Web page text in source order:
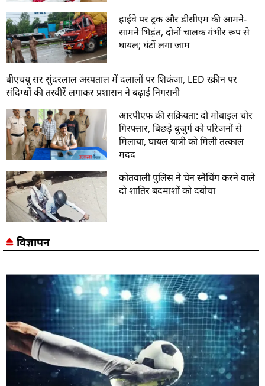
हाईवे पर ट्रक और डीसीएम की आमने-
सामने भिड़ंत, दोनों चालक गंभीर रूप से
घायल; घंटों लगा जाम
बीएचयू सर सुंदरलाल अस्पताल में दलालों पर शिकंजा, LED स्क्रीन पर
संदिग्धों की तस्वीरें लगाकर प्रशासन ने बढ़ाई निगरानी
आरपीएफ की सक्रियता: दो मोबाइल चोर
गिरफ्तार, बिछड़े बुजुर्ग को परिजनों से
मिलाया, घायल यात्री को मिली तत्काल
मदद
कोतवाली पुलिस ने चेन स्नैचिंग करने वाले
दो शातिर बदमाशों को दबोचा
विज्ञापन